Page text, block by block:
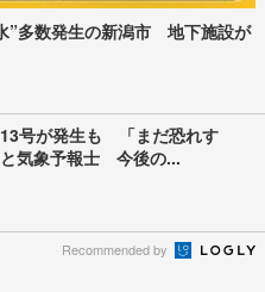
”多数発生の新潟市 地下施設が
13号が発生も 「まだ恐れす
気象予報士 今後の...
Recommended by